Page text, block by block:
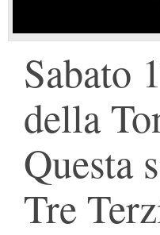
Sabato
della
Questa
Tre